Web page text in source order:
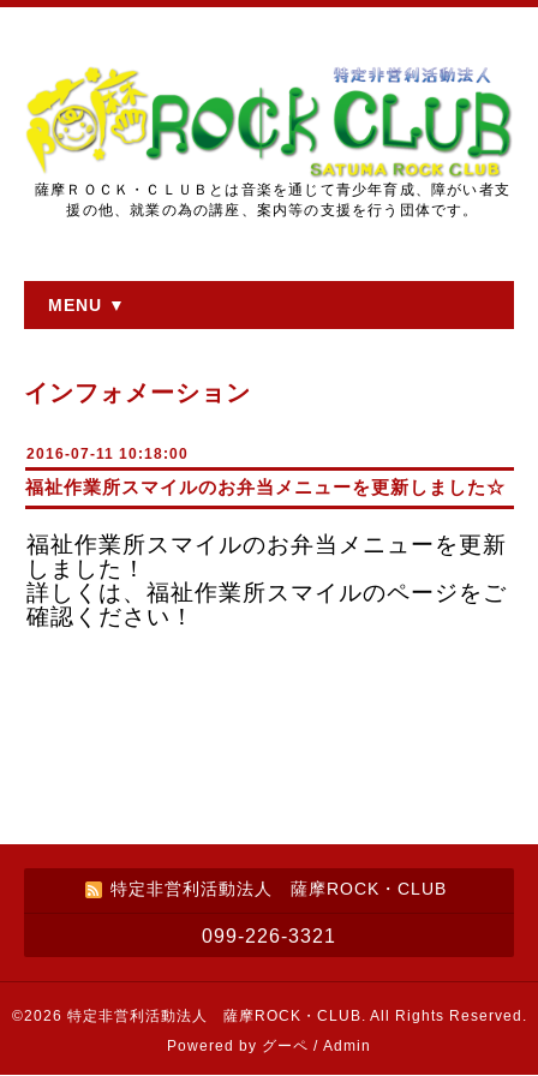
薩摩ＲＯＣＫ・ＣＬＵＢとは音楽を通じて青少年育成、障がい者支
援の他、就業の為の講座、案内等の支援を行う団体です。
MENU ▼
インフォメーション
2016-07-11 10:18:00
福祉作業所スマイルのお弁当メニューを更新しました☆
福祉作業所スマイルのお弁当メニューを更新
しました！
詳しくは、福祉作業所スマイルのページをご
確認ください！
特定非営利活動法人 薩摩ROCK・CLUB
099-226-3321
©2026 特定非営利活動法人 薩摩ROCK・CLUB. All Rights Reserved.
Powered by グーペ / Admin